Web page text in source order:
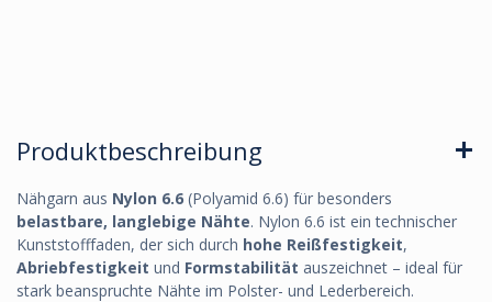
Produktbeschreibung
Nähgarn aus Nylon 6.6 (Polyamid 6.6) für besonders
belastbare, langlebige Nähte. Nylon 6.6 ist ein technischer
Kunststofffaden, der sich durch hohe Reißfestigkeit,
Abriebfestigkeit und Formstabilität auszeichnet – ideal für
stark beanspruchte Nähte im Polster- und Lederbereich.